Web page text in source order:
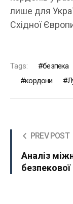
лише для
Східної
Tags: безпека
кордони
PREV POST
Аналіз
безпекової